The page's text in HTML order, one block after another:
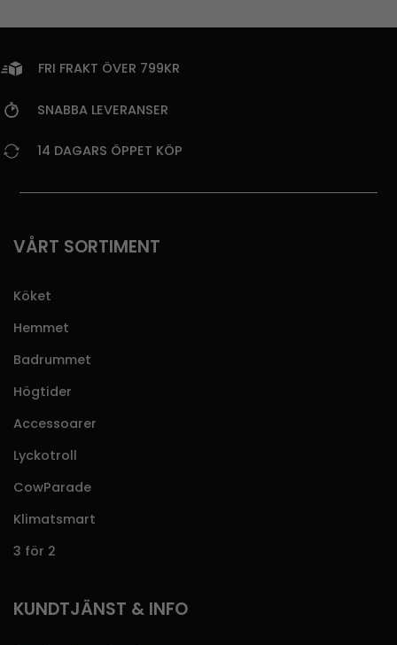
FRI FRAKT ÖVER 799KR
SNABBA LEVERANSER
14 DAGARS ÖPPET KÖP
VÅRT SORTIMENT
Köket
Hemmet
Badrummet
Högtider
Accessoarer
Lyckotroll
CowParade
Klimatsmart
3 för 2
KUNDTJÄNST & INFO